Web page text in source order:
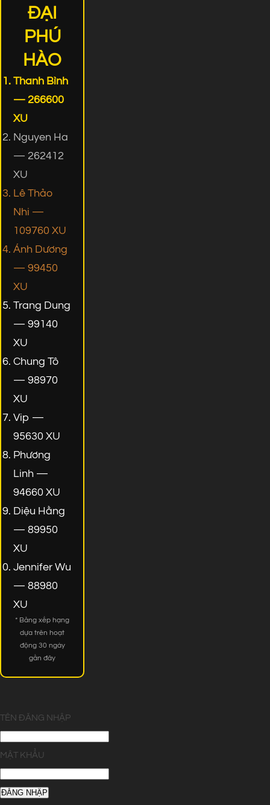
ĐẠI
PHÚ
HÀO
Thanh Bình
— 266600
XU
Nguyen Ha
— 262412
XU
Lê Thảo
Nhi —
109760 XU
Ánh Dương
— 99450
XU
Trang Dung
— 99140
XU
Chung Tô
— 98970
XU
Vip —
95630 XU
Phương
Linh —
94660 XU
Diệu Hằng
— 89950
XU
Jennifer Wu
— 88980
XU
* Bảng xếp hạng
dựa trên hoạt
động 30 ngày
gần đây
TÊN ĐĂNG NHẬP
MẬT KHẨU